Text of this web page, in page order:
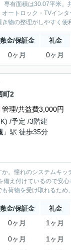
有面積は30.07平米
ートロック・TVイン
物の整理がしやすく
敷金/保証金 礼金
0ヶ月 0ヶ月
町2
管理/共益費3,000円
/予定 /3階建
」駅 徒歩35分
。憧れのシステムキ
え付けているので安
荷物を受け取れるた
敷金/保証金 礼金
0ヶ月 1ヶ月
0ヶ月 1ヶ月